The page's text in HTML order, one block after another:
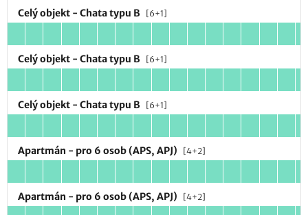
Celý objekt - Chata typu B [6+1]
Celý objekt - Chata typu B [6+1]
Celý objekt - Chata typu B [6+1]
Apartmán - pro 6 osob (APS, APJ) [4+2]
Apartmán - pro 6 osob (APS, APJ) [4+2]